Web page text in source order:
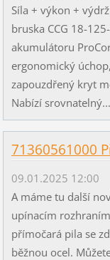
Síla + výkon +
bruska CCG 18-
akumulátoru
ergonomický
zapouzdřený kryt
Nabízí srovnatelný...
71360561000
09.01.2025 12:00
A máme tu další
upínacím
přímočará pila se
běžnou ocel.